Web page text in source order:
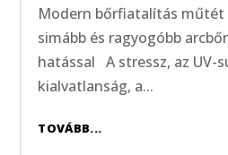
Modern bőrfiatalítás műtét
simább és ragyogóbb
hatással A stressz, az UV-
kialvatlanság, a...
TOVÁBB...